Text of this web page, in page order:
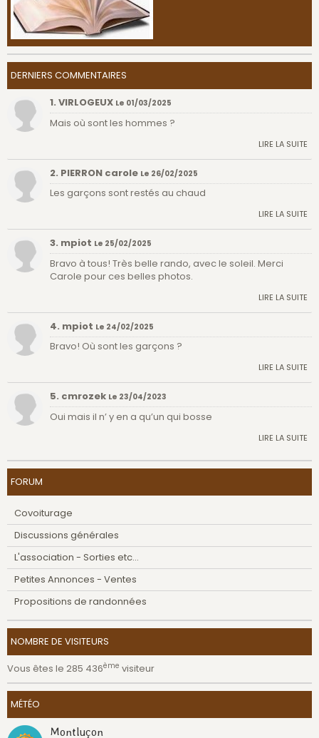
DERNIERS COMMENTAIRES
1. VIRLOGEUX Le 01/03/2025
Mais où sont les hommes ?
LIRE LA SUITE
2. PIERRON carole Le 26/02/2025
Les garçons sont restés au chaud
LIRE LA SUITE
3. mpiot Le 25/02/2025
Bravo à tous! Très belle rando, avec le soleil. Merci
Carole pour ces belles photos.
LIRE LA SUITE
4. mpiot Le 24/02/2025
Bravo! Où sont les garçons ?
LIRE LA SUITE
5. cmrozek Le 23/04/2023
Oui mais il n’ y en a qu’un qui bosse
LIRE LA SUITE
FORUM
Covoiturage
Discussions générales
L'association - Sorties etc...
Petites Annonces - Ventes
Propositions de randonnées
NOMBRE DE VISITEURS
Vous êtes le 285 436ème visiteur
MÉTÉO
Montluçon